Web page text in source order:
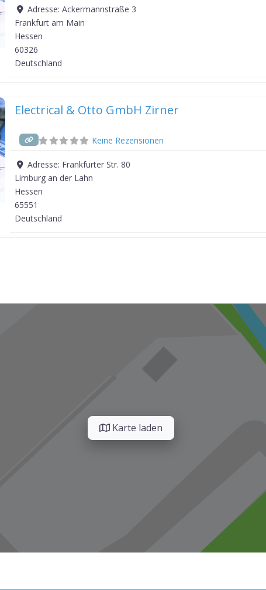
Adresse: Ackermannstraße 3
Frankfurt am Main
Hessen
60326
Deutschland
Electrical & Otto GmbH Zirner
Keine Rezensionen
Adresse: Frankfurter Str. 80
Limburg an der Lahn
Hessen
65551
Deutschland
Karte laden